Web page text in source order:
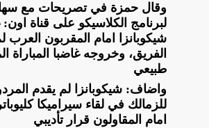
وقال حمزة في تصريحات مع
لبرنامج الكلاسيكو على قناة
شيكوبانزا امام المقربون العرب
الفريق، وخروجه غاضبا المباراة
طبيعي
واضاف: شيكوبانزا لم يقدم
للزمالك في لقاء سيراميكا
امام المقاولون قرار تأديبي